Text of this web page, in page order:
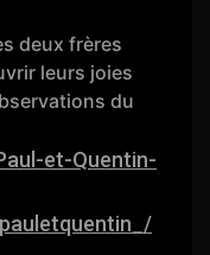
deux frères
leurs joies
du
et-Quentin-